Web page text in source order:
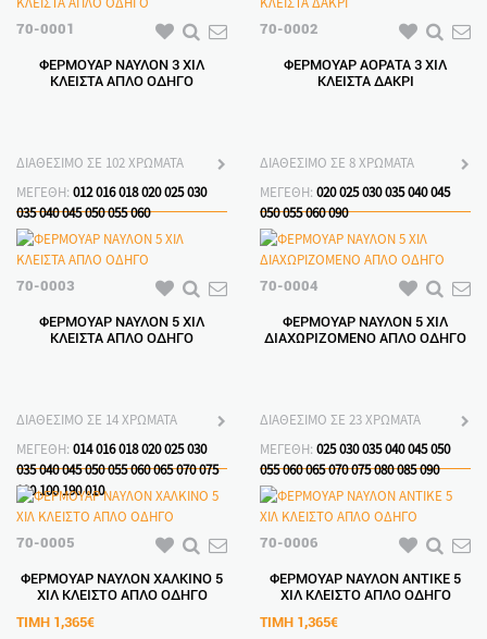
70-0001
ΦΕΡΜΟΥΑΡ ΝΑΥΛΟΝ 3 ΧΙΛ
ΚΛΕΙΣΤΑ ΑΠΛΟ ΟΔΗΓΟ
ΔΙΑΘΕΣΙΜΟ ΣΕ 102 ΧΡΩΜΑΤΑ
ΜΕΓΕΘΗ: 012016018020025030
035040045050055060
70-0002
ΦΕΡΜΟΥΑΡ ΑΟΡΑΤΑ 3 ΧΙΛ
ΚΛΕΙΣΤΑ ΔΑΚΡΙ
ΔΙΑΘΕΣΙΜΟ ΣΕ 8 ΧΡΩΜΑΤΑ
ΜΕΓΕΘΗ: 020025030035040045
050055060090
70-0003
ΦΕΡΜΟΥΑΡ ΝΑΥΛΟΝ 5 ΧΙΛ
ΚΛΕΙΣΤΑ ΑΠΛΟ ΟΔΗΓΟ
ΔΙΑΘΕΣΙΜΟ ΣΕ 14 ΧΡΩΜΑΤΑ
ΜΕΓΕΘΗ: 014016018020025030
035040045050055060065070075
090100190010
70-0004
ΦΕΡΜΟΥΑΡ ΝΑΥΛΟΝ 5 ΧΙΛ
ΔΙΑΧΩΡΙΖΟΜΕΝΟ ΑΠΛΟ ΟΔΗΓΟ
ΔΙΑΘΕΣΙΜΟ ΣΕ 23 ΧΡΩΜΑΤΑ
ΜΕΓΕΘΗ: 025030035040045050
055060065070075080085090
70-0005
ΦΕΡΜΟΥΑΡ ΝΑΥΛΟΝ ΧΑΛΚΙΝΟ 5
ΧΙΛ ΚΛΕΙΣΤΟ ΑΠΛΟ ΟΔΗΓΟ
ΤΙΜΗ 1,365€
70-0006
ΦΕΡΜΟΥΑΡ ΝΑΥΛΟΝ ΑΝΤΙΚΕ 5
ΧΙΛ ΚΛΕΙΣΤΟ ΑΠΛΟ ΟΔΗΓΟ
ΤΙΜΗ 1,365€